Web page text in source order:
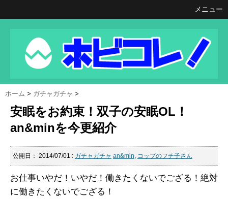
メニュー
ホーム > ガチャガチャ >
安眠をお約束！双子の安眠OL！
an&minを今更紹介
公開日： 2014/07/01 : ガチャガチャ an&min, コップのフチ子さん
お仕事いやだ！いやだ！働きたくないでござる！絶対
に働きたくないでござる！